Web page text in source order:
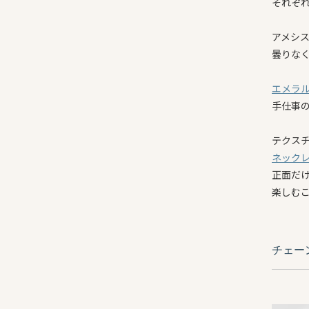
アメシ
曇りな
エメラ
手仕事
テクス
ネック
正面だ
楽しむ
チェー